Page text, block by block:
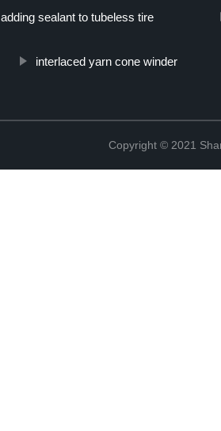
adding sealant to tubeless tire
interlaced yarn cone winder
Copyright © 2021